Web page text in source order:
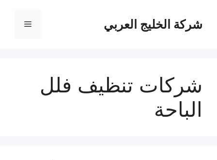
المحتوىشركة الخليج العربي القائمة
شركات تنظيف فلل
الباحة